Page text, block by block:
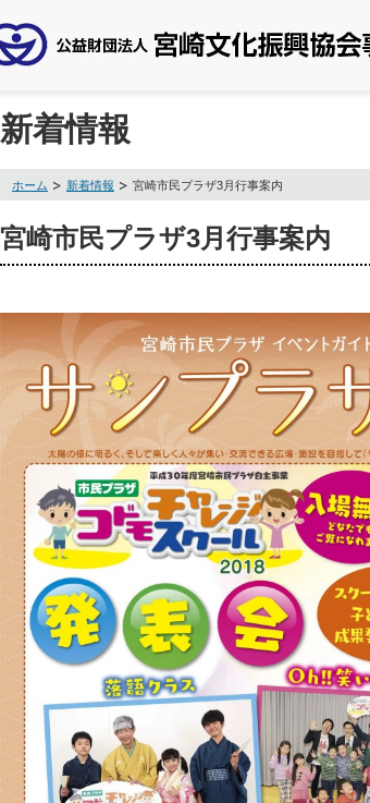
新着情報
ホーム 新着情報 宮崎市民プラザ3月行事案内
宮崎市民プラザ3月行事案内